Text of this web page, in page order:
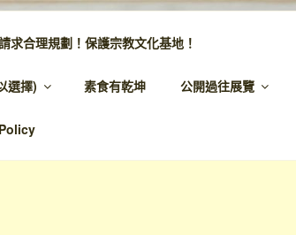
求合理規劃！保護宗教文化基地！
選擇) 素食有乾坤 公開過往展覽